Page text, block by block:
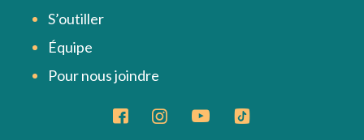
S’outiller
Équipe
Pour nous joindre